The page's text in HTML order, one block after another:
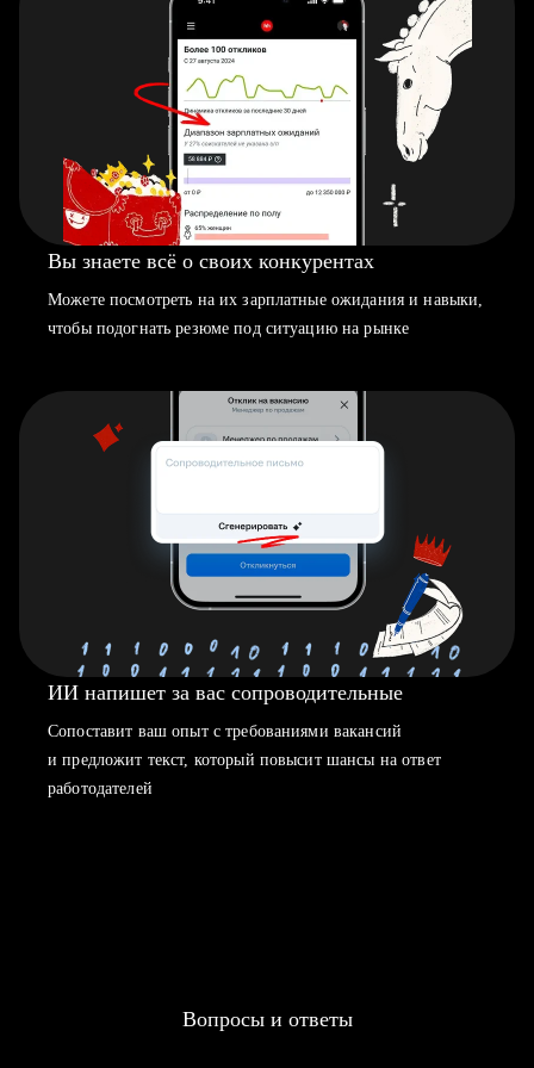
Вы знаете всё о своих конкурентах
Можете посмотреть на их зарплатные ожидания и навыки,
чтобы подогнать резюме под ситуацию на рынке
ИИ напишет за вас сопроводительные
Сопоставит ваш опыт с требованиями вакансий
и предложит текст, который повысит шансы на ответ
работодателей
Вопросы и ответы